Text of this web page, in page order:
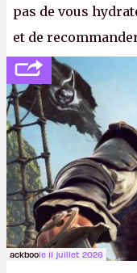
pas de vous
et de
votre famille et
dans la rue. Bon
ackboole 11 juillet 2026